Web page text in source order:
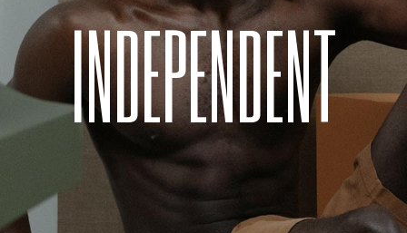
INDEPENDENT